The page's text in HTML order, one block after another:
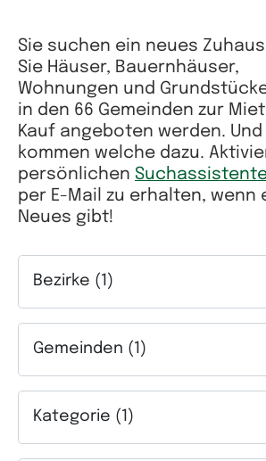
Sie suchen ein neues
Sie Häuser, Bauernhäuser,
Wohnungen und
in den 66 Gemeinden zur
Kauf angeboten werden.
kommen welche dazu.
persönlichen
per E-Mail zu erhalten, wenn
Neues gibt!
Bezirke (1)
Gemeinden (1)
Kategorie (1)